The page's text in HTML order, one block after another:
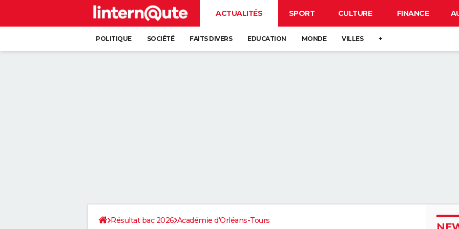
ACTUALITÉS SPORT CULTURE FINANCE
POLITIQUE SOCIÉTÉ FAITS DIVERS EDUCATION MONDE VILLES +
Résultat bac 2026 Académie d'Orléans-Tours